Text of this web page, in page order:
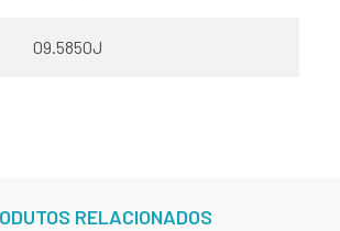
09.5850J
RELACIONADOS